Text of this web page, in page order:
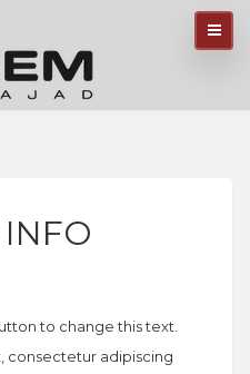
to change this text.
consectetur adipiscing